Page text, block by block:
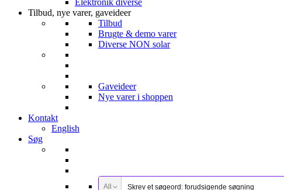
Elektronik diverse
Tilbud, nye varer, gaveideer
Tilbud
Brugte & demo varer
Diverse NON solar
Gaveideer
Nye varer i shoppen
Kontakt
English
Søg
All